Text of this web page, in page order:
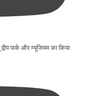
पार्क और म्यूजियम का किया